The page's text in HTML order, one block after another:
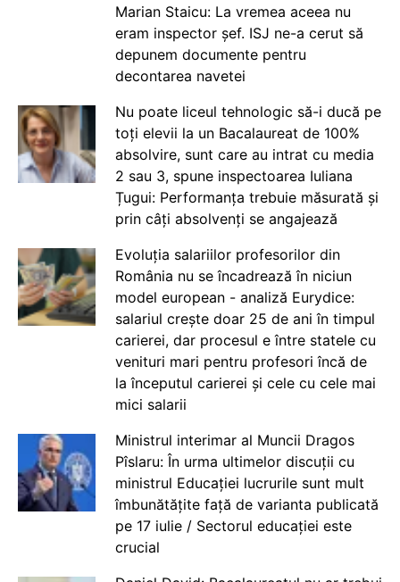
Marian Staicu: La vremea aceea nu
eram inspector șef. ISJ ne-a cerut să
depunem documente pentru
decontarea navetei
Nu poate liceul tehnologic să-i ducă pe
toți elevii la un Bacalaureat de 100%
absolvire, sunt care au intrat cu media
2 sau 3, spune inspectoarea Iuliana
Țugui: Performanța trebuie măsurată și
prin câți absolvenți se angajează
Evoluția salariilor profesorilor din
România nu se încadrează în niciun
model european - analiză Eurydice:
salariul crește doar 25 de ani în timpul
carierei, dar procesul e între statele cu
venituri mari pentru profesori încă de
la începutul carierei și cele cu cele mai
mici salarii
Ministrul interimar al Muncii Dragos
Pîslaru: În urma ultimelor discuții cu
ministrul Educației lucrurile sunt mult
îmbunătățite față de varianta publicată
pe 17 iulie / Sectorul educației este
crucial